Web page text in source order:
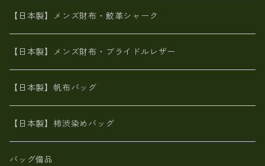
ポーテッド
メタリック
ブライドルレザー【日本製】メンズ 財布
MAISON de HIROAN 【日本製】メンズ 財布
栃木レザー 【日本製】メンズ 財布
革小物・財布【日本製】メンズ レディース
【日本製】メンズ 財布 アザラシ革(シールスキン)
【日本製】メンズ財布・鮫革シャーク
【日本製】メンズ財布・ブライドルレザー
【日本製】帆布バッグ
【日本製】柿渋染めバッグ
バッグ備品